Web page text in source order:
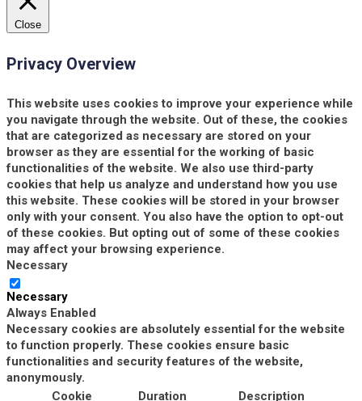
Close
Privacy Overview
This website uses cookies to improve your experience while
you navigate through the website. Out of these, the cookies
that are categorized as necessary are stored on your
browser as they are essential for the working of basic
functionalities of the website. We also use third-party
cookies that help us analyze and understand how you use
this website. These cookies will be stored in your browser
only with your consent. You also have the option to opt-out
of these cookies. But opting out of some of these cookies
may affect your browsing experience.
Necessary
Necessary
Always Enabled
Necessary cookies are absolutely essential for the website
to function properly. These cookies ensure basic
functionalities and security features of the website,
anonymously.
Cookie
Duration Description